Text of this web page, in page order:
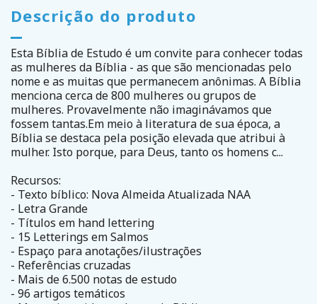
Descrição do produto
Esta Bíblia de Estudo é um convite para conhecer todas
as mulheres da Bíblia - as que são mencionadas pelo
nome e as muitas que permanecem anônimas. A Bíblia
menciona cerca de 800 mulheres ou grupos de
mulheres. Provavelmente não imaginávamos que
fossem tantas.Em meio à literatura de sua época, a
Bíblia se destaca pela posição elevada que atribui à
mulher. Isto porque, para Deus, tanto os homens c...
Recursos:
- Texto bíblico: Nova Almeida Atualizada NAA
- Letra Grande
- Títulos em hand lettering
- 15 Letterings em Salmos
- Espaço para anotações/ilustrações
- Referências cruzadas
- Mais de 6.500 notas de estudo
- 96 artigos temáticos